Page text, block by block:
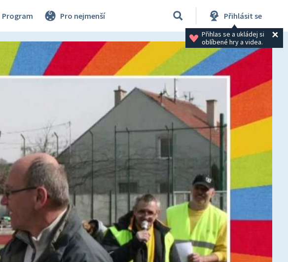
Program Pro nejmenší Přihlásit se
Přihlas se a ukládej si
oblíbené hry a videa.